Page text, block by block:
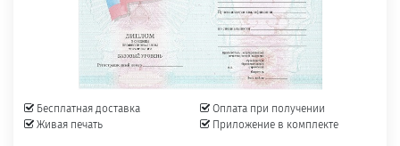
Бесплатная доставка
Живая печать
Оплата при получении
Приложение в комплекте